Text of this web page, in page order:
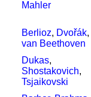
Mahler
Berlioz, Dvořák,
van Beethoven
Dukas,
Shostakovich,
Tsjaikovski